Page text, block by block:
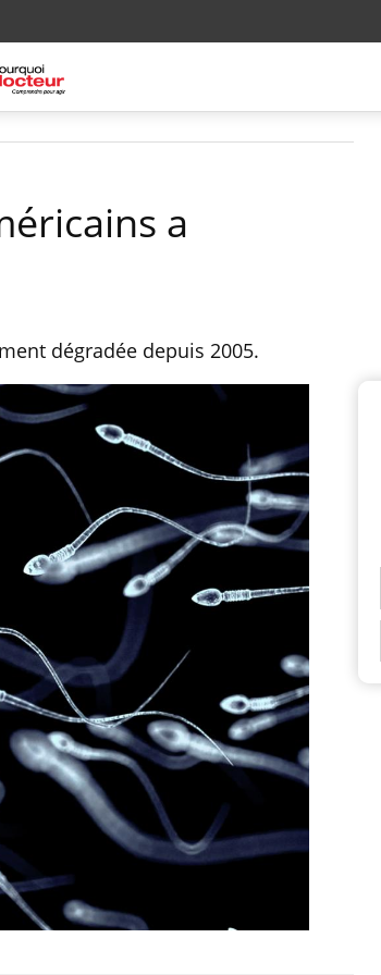
a
dégradée depuis 2005.
:
?
otite
?
Mortalité infantile : un
Grossesse à risque : ce jus
naturel attire l'attention
des chercheurs
écrans en vacances ?